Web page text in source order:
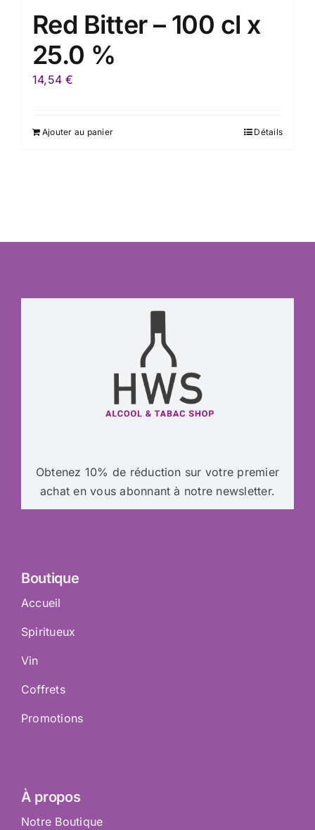
Red Bitter – 100 cl x
25.0 %
14,54€
Ajouter au panier Détails
Obtenez 10% de réduction sur votre premier
achat en vous abonnant à notre newsletter.
Boutique
Accueil
Spiritueux
Vin
Coffrets
Promotions
À propos
Notre Boutique